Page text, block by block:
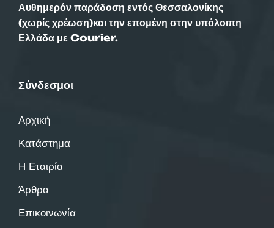
Αυθημερόν παράδοση εντός Θεσσαλονίκης
(χωρίς χρέωση)και την επομένη στην υπόλοιπη
Ελλάδα με Courier.
Σύνδεσμοι
Αρχική
Κατάστημα
Η Εταιρία
Άρθρα
Επικοινωνία